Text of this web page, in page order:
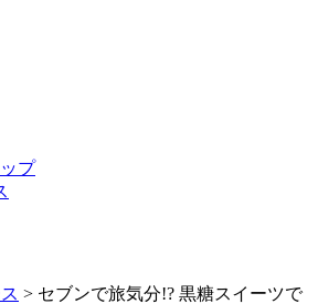
プ
> セブンで旅気分!? 黒糖スイーツで